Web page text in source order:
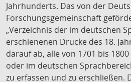
Jahrhunderts. Das von der
Forschungsgemeinschaft
„Verzeichnis der im deutschen
erschienenen Drucke des 18.
darauf ab, alle von 1701 bis
oder im deutschen
zu erfassen und zu erschließen.